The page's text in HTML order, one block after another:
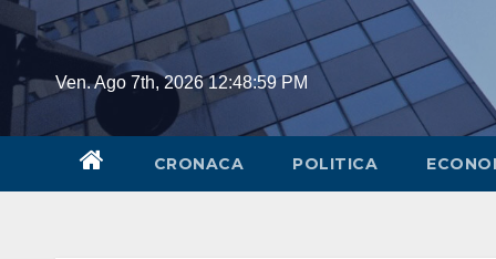
Skip
contentVen. Ago 7th, 202612:48:59 PM
CRONACA POLITICA